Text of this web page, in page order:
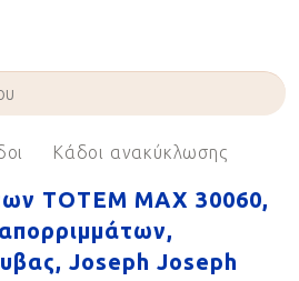
Κάδοι ανακύκλωσης
TOTEM MAX 30060,
Joseph Joseph